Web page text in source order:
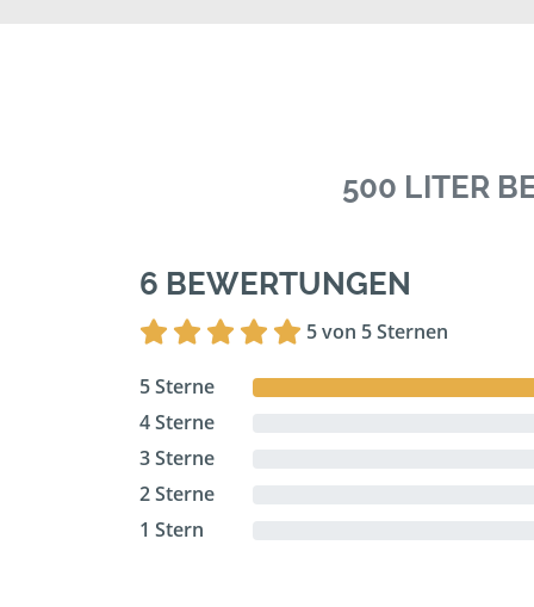
500 LITER
6 BEWERTUNGEN
5 von 5 Sternen
5 Sterne
4 Sterne
3 Sterne
2 Sterne
1 Stern